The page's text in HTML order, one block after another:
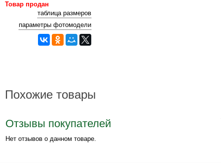
Товар продан
таблица размеров
параметры фотомодели
Похожие товары
Отзывы покупателей
Нет отзывов о данном товаре.